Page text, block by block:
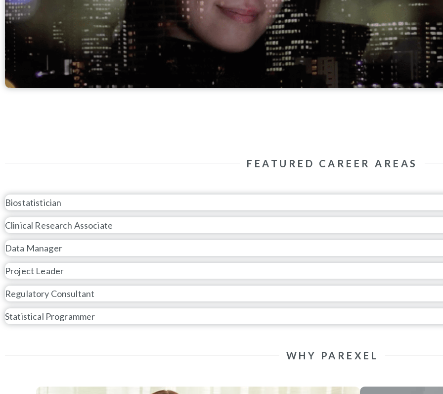
FEATURED CAREER AREAS
Biostatistician
Clinical Research Associate
Data Manager
Project Leader
Regulatory Consultant
Statistical Programmer
WHY PAREXEL